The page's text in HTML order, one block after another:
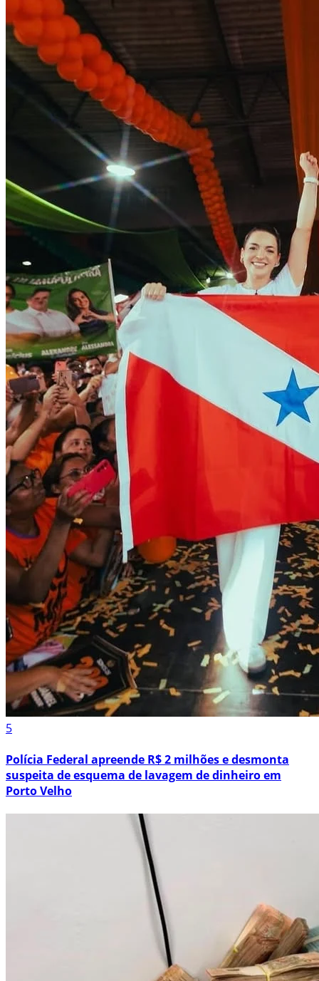
5
Polícia Federal apreende R$ 2 milhões e desmonta
suspeita de esquema de lavagem de dinheiro em
Porto Velho